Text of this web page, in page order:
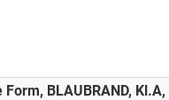
BLAUBRAND, Kl.A,